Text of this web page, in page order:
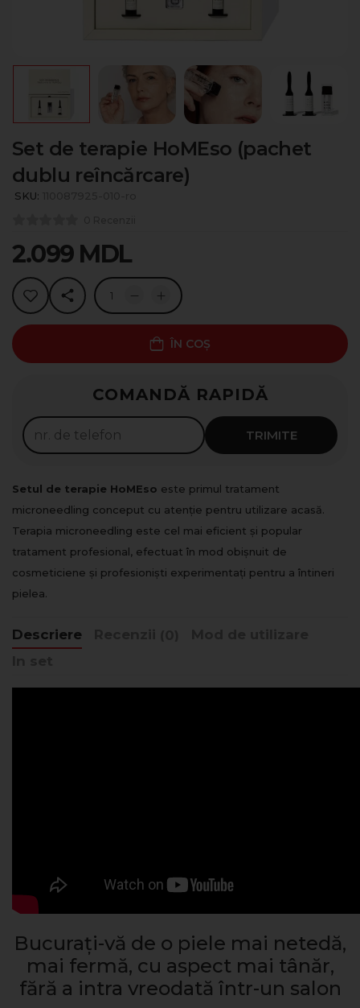
Set de terapie HoMEso (pachet
dublu reîncărcare)
SKU:
2.099 MDL
COMANDĂ RAPIDĂ
TRIMITE
Setul de terapie HoMEso este primul tratament
microneedling conceput cu atenție pentru utilizare acasă.
Terapia microneedling este cel mai eficient și popular
tratament profesional, efectuat în mod obișnuit de
cosmeticiene și profesioniști experimentați pentru a întineri
pielea.
ÎN COȘ
525lei x 4luni
Solicită
Descriere
Bucurați-vă de o piele mai netedă,
mai fermă, cu aspect mai tânăr,
fără a intra vreodată într-un salon